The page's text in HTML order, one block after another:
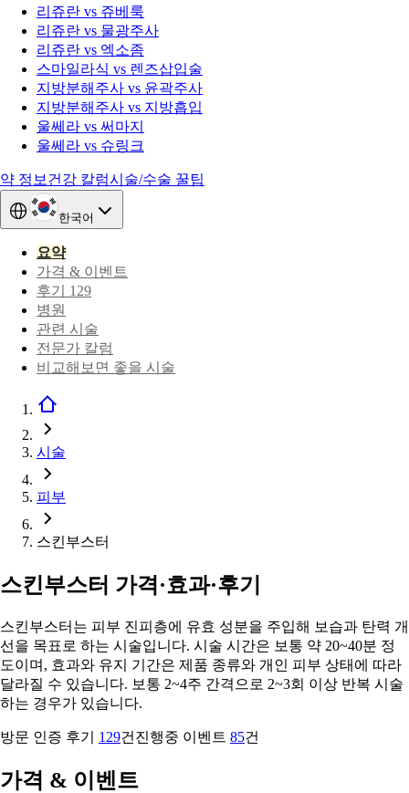
리쥬란 vs 쥬베룩
리쥬란 vs 물광주사
리쥬란 vs 엑소좀
스마일라식 vs 렌즈삽입술
지방분해주사 vs 윤곽주사
지방분해주사 vs 지방흡입
울쎄라 vs 써마지
울쎄라 vs 슈링크
약 정보 건강 칼럼시술/수술 꿀팁
한국어
요약
가격 & 이벤트
후기 129
병원
관련 시술
전문가 칼럼
비교해보면 좋을 시술
시술
피부
스킨부스터
스킨부스터 가격·효과·후기
스킨부스터는 피부 진피층에 유효 성분을 주입해 보습과 탄력 개
선을 목표로 하는 시술입니다. 시술 시간은 보통 약 20~40분 정
도이며, 효과와 유지 기간은 제품 종류와 개인 피부 상태에 따라
달라질 수 있습니다. 보통 2~4주 간격으로 2~3회 이상 반복 시술
하는 경우가 있습니다.
방문 인증 후기 129건 진행중 이벤트 85건
가격 & 이벤트